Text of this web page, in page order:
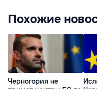
Похожие
Черногория не